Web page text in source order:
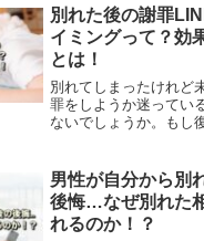
説していきます。是非
ください。
別れた後の謝罪
イミングって？効
とは！
別れてしまったけれど
罪をしようか迷ってい
ないでしょうか。もし
の記事では、効果的な
ます。
男性が自分から別
後悔…なぜ別れた
れるのか！？